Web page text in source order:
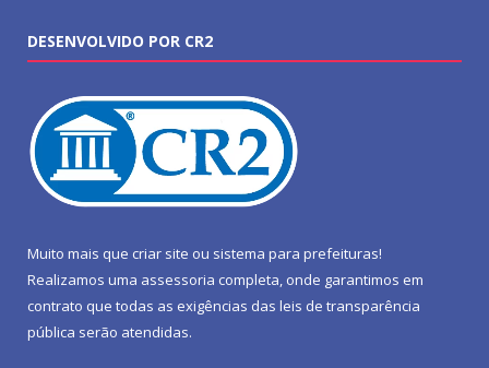
DESENVOLVIDO POR CR2
Muito mais que criar site ou sistema para prefeituras!
Realizamos uma assessoria completa, onde garantimos em
contrato que todas as exigências das leis de transparência
pública serão atendidas.